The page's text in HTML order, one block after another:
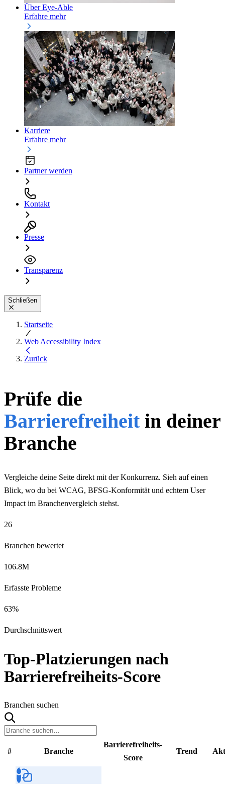
Über Eye-Able
Erfahre mehr
Karriere
Erfahre mehr
Partner werden
Kontakt
Presse
Transparenz
Schließen
Startseite
Web Accessibility Index
Zurück
Prüfe die
Barrierefreiheitin deiner
Branche
Vergleiche deine Seite direkt mit der Konkurrenz. Sieh auf einen
Blick, wo du bei WCAG, BFSG-Konformität und echtem User
Impact im Branchenvergleich stehst.
26
Branchen bewertet
106.8M
Erfasste Probleme
63%
Durchschnittswert
Top-Platzierungen nach
Barrierefreiheits-Score
Branchen suchen
# Branche
Barrierefreiheits-
Score
Trend